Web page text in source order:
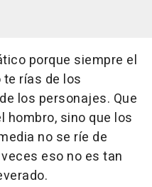
porque siempre el
rías de los
los personajes. Que
hombro, sino que los
no se ríe de
eso no es tan